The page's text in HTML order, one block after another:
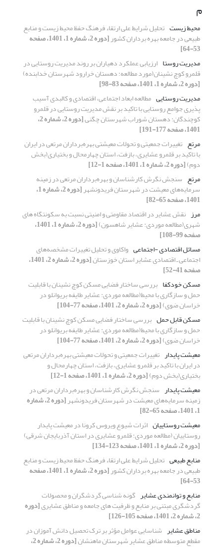
م
محیط زیست تحلیل شرایط علی ارتقاء فرهنگ حفظ محیط زیست و منابع
طبیعی در جامعه بهره برداران کشور [دوره 2، شماره 1، 1401، صفحه
53-64]
مدیریت روستا ارزیابی عملکرد دهیاران بر روند مدیریت روستایی در
قلمرو کوچ نشینان(مورد مطالعه: دهستان خرارود شهرستان خدابنده)
[دوره 2، شماره 1، 1401، صفحه 83-98]
مدیریت روستایی مطالعه ابعاد اجتماعی، اقتصادی و کالبدی آسیب
پذیری جوامع روستایی با تاکید بر نقش مدیریت روستایی در قلمرو
کوچندگان: دهستان شوراب شهرستان چگنی [دوره 2، شماره 2،
1401، صفحه 177-191]
مرتع تغییرات جمعیتی و تحولات معیشتی بهره‌برداران مرتعی در ایران
با تاکید بر قلمرو عشایری، بازفت، استان چهارمحال و بختیاری(بخش
دوم)[دوره 2، شماره 1، 1401، صفحه 1-12]
مرتع سنجش نگرش کارشناسان و بهره‌برداران مرتعی در زمینه
سرمایه‌های معیشت در شهرستان فریدونشهر [دوره 2، شماره 1،
1401، صفحه 65-82]
مرز نقش عشایر در اقتصاد مقاومتی و امنیتی نسبت به سکونتگاه های
شهری(مطالعه موردی: عشایر شاهسون) [دوره 2، شماره 1، 1401،
صفحه 99-108]
مسائل اقتصادی -اجتماعی واکاوی و تحلیل تغییرات مشخصه‌های
اجتماعی ـ اقتصادی عشایر استان خوزستان [دوره 2، شماره 2، 1401،
صفحه 41-52]
مسکن خودکفا بررسی ساختار فضایی مسکن کوچ نشینان با قابلیت
حمل و سازگاری با محیط(مطالعه موردی: عشایر طایفه بریوانلو در
خراسان ضوی)[دوره 2، شماره 2، 1401، صفحه 77-104]
مسکن قابل حمل بررسی ساختار فضایی مسکن کوچ نشینان با قابلیت
حمل و سازگاری با محیط(مطالعه موردی: عشایر طایفه بریوانلو در
خراسان ضوی)[دوره 2، شماره 2، 1401، صفحه 77-104]
معیشت پایدار تغییرات جمعیتی و تحولات معیشتی بهره‌برداران مرتعی
در ایران با تاکید بر قلمرو عشایری، بازفت، استان چهارمحال و
بختیاری(بخش دوم)[دوره 2، شماره 1، 1401، صفحه 1-12]
معیشت پایدار سنجش نگرش کارشناسان و بهره‌برداران مرتعی در
زمینه سرمایه‌های معیشت در شهرستان فریدونشهر [دوره 2، شماره
1، 1401، صفحه 65-82]
معیشت روستاییان اثرات شیوع ویروس کرونا در معیشت پایدار
روستاییان (مطالعه موردی: قلمرو عشایری در استان آذربایجان شرقی)
[دوره 2، شماره 1، 1401، صفحه 123-134]
منابع طبیعی تحلیل شرایط علی ارتقاء فرهنگ حفظ محیط زیست و منابع
طبیعی در جامعه بهره برداران کشور [دوره 2، شماره 1، 1401، صفحه
53-64]
منابع و توانمندی عشایر گونه شناسی گردشگران و محصولات
گردشگری مبتنی بر منابع و ظرفیت های جامعه و مناطق عشایری[دوره
2، شماره 2، 1401، صفحه 105-126]
مناطق عشایر شناسایی عوامل مؤثر بر ترک تحصیل دانش آموزان در
مقطع متوسطه مناطق عشایر شهرستان ماهنشان [دوره 2، شماره 2،